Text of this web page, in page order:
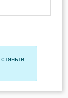
станьте